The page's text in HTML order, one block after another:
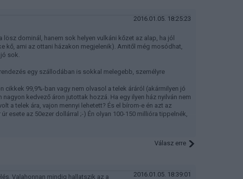
2016.01.05. 18:25:23
lösz dominál, hanem sok helyen vulkáni kőzet az alap, ha jól
kő, ami az ottani házakon megjelenik). Amitől még mosódhat,
sok.
egy szállodában is sokkal melegebb, személyre
99,9%-ban vagy nem olvasol a telek áráról (akármilyen jó
kedvező áron jutottak hozzá. Ha egy ilyen ház nyilván nem
a telek ára, vajon mennyi lehetett? És el bírom-e én azt az
esete az 50ezer dollárral ;-) Én olyan 100-150 millióra tippelnék,
Válasz erre
2016.01.05. 18:39:01
Valahonnan mindig hallatszik az a